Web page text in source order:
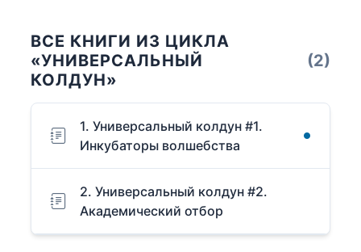
ВСЕ КНИГИ ИЗ ЦИКЛА
«УНИВЕРСАЛЬНЫЙ
КОЛДУН»
(2)
1. Универсальный колдун #1.
Инкубаторы волшебства
2. Универсальный колдун #2.
Академический отбор